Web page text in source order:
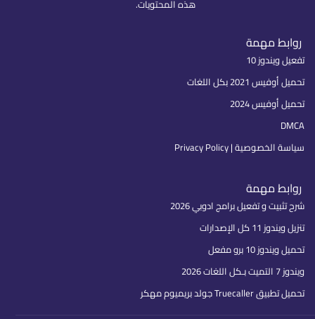
هذه المحتويات.
روابط مهمة
تفعيل ويندوز 10
تحميل أوفيس 2021 بكل اللغات
تحميل أوفيس 2024
DMCA
سياسة الخصوصية | Privacy Policy
روابط مهمة
شرح تثبيت و تفعيل برامج ادوبي 2026
تنزيل ويندوز 11 كل الإصدارات
تحميل ويندوز 10 برو مفعل
ويندوز 7 التميت بـكل اللغات 2026
تحميل تطبيق Truecaller جولد بريميوم مهكر